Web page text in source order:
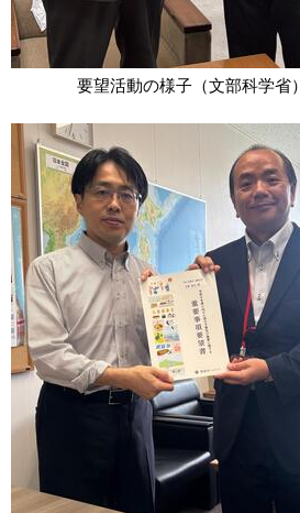
要望活動の様子（文部科学省）